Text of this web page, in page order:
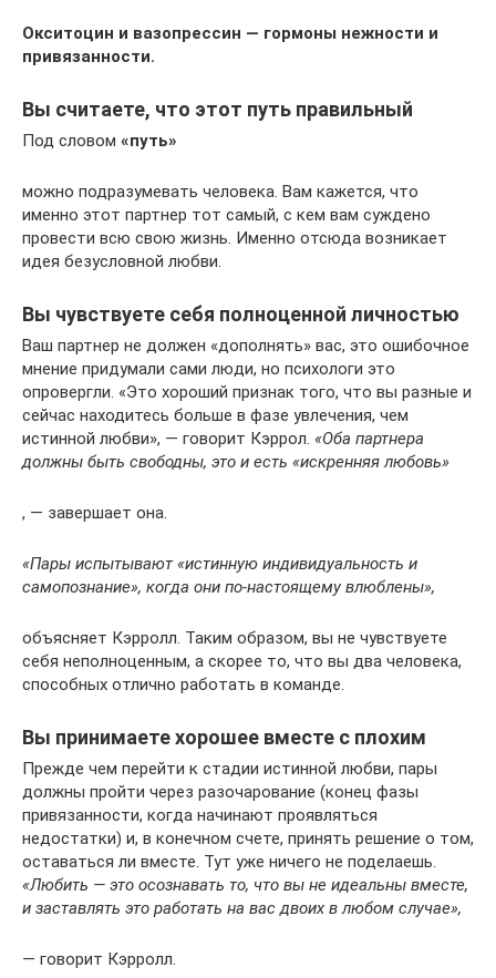
Окситоцин и вазопрессин — гормоны нежности и
привязанности.
Вы считаете, что этот путь правильный
Под словом «путь»
можно подразумевать человека. Вам кажется, что
именно этот партнер тот самый, с кем вам суждено
провести всю свою жизнь. Именно отсюда возникает
идея безусловной любви.
Вы чувствуете себя полноценной личностью
Ваш партнер не должен «дополнять» вас, это ошибочное
мнение придумали сами люди, но психологи это
опровергли. «Это хороший признак того, что вы разные и
сейчас находитесь больше в фазе увлечения, чем
истинной любви», — говорит Кэррол. «Оба партнера
должны быть свободны, это и есть «искренняя любовь»
, — завершает она.
«Пары испытывают «истинную индивидуальность и
самопознание», когда они по-настоящему влюблены»,
объясняет Кэрролл. Таким образом, вы не чувствуете
себя неполноценным, а скорее то, что вы два человека,
способных отлично работать в команде.
Вы принимаете хорошее вместе с плохим
Прежде чем перейти к стадии истинной любви, пары
должны пройти через разочарование (конец фазы
привязанности, когда начинают проявляться
недостатки) и, в конечном счете, принять решение о том,
оставаться ли вместе. Тут уже ничего не поделаешь.
«Любить — это осознавать то, что вы не идеальны вместе,
и заставлять это работать на вас двоих в любом случае»,
— говорит Кэрролл.